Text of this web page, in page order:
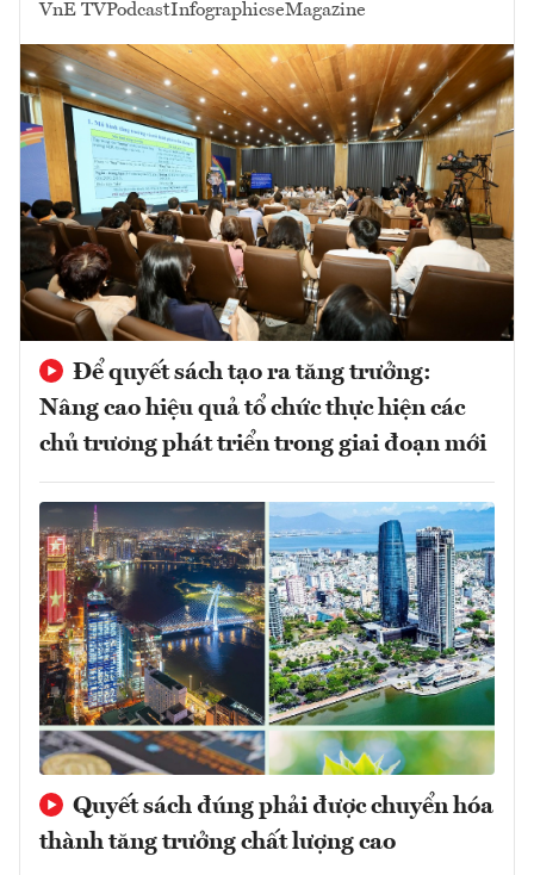
VnE TVPodcastInfographicseMagazine
Để quyết sách tạo ra tăng trưởng:
Nâng cao hiệu quả tổ chức thực hiện các
chủ trương phát triển trong giai đoạn mới
Quyết sách đúng phải được chuyển hóa
thành tăng trưởng chất lượng cao